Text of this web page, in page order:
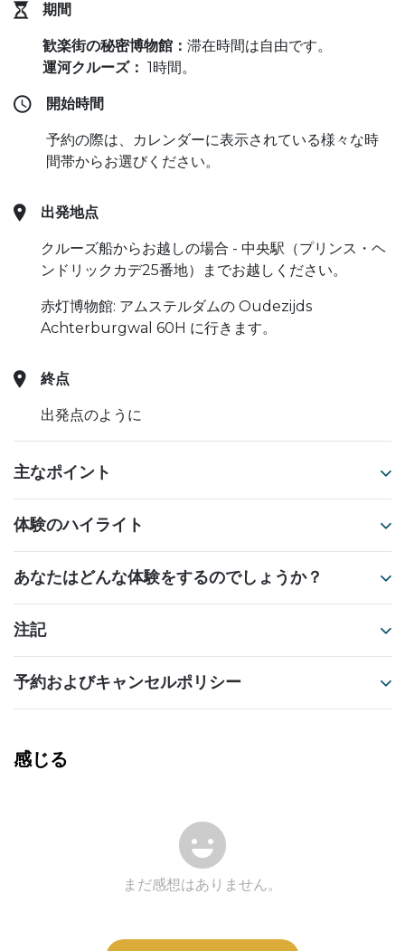
期間
歓楽街の秘密博物館： 滞在時間は自由です。
運河クルーズ： 1時間。
開始時間
予約の際は、カレンダーに表示されている様々な時
間帯からお選びください。
出発地点
クルーズ船からお越しの場合 - 中央駅（プリンス・ヘ
ンドリックカデ25番地）までお越しください。
赤灯博物館: アムステルダムの Oudezijds
Achterburgwal 60H に行きます。
終点
出発点のように
主なポイント
体験のハイライト
あなたはどんな体験をするのでしょうか？
注記
予約およびキャンセルポリシー
感じる
まだ感想はありません。